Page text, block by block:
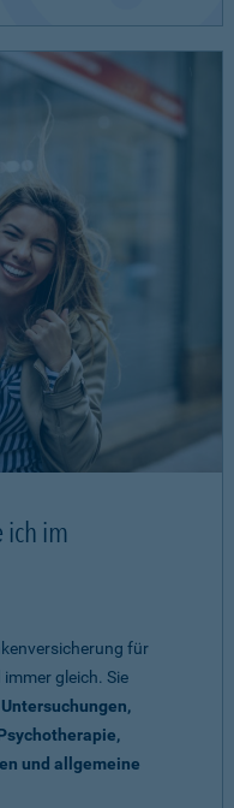
ich im
für
gleich. Sie
und allgemeine